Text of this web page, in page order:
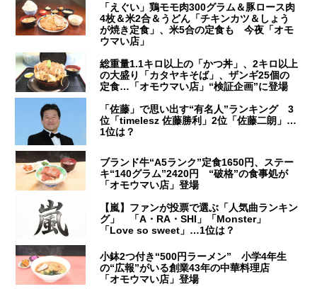
「えぐい」鶏モモ肉300グラム＆豚ロース肉
4枚＆米2合＆うどん「チキンカツ＆しょう
が焼き定食」、米5合の定食も 今夜「オモ
ウマい店」
総重量1.1キロ以上の「かつ丼」、2キロ以上
の大盛り「カタヤキそば」、ザンギ25個の
定食…「オモウマい店」“検証企画”に登場
「佐藤」で思い出す“有名人”ランキング 3
位「timelesz 佐藤勝利」2位「佐藤二朗」…
1位は？
ブランド牛“A5ランク”定食1650円、ステー
キ“140グラム”2420円 “破格”の食事処が
「オモウマい店」登場
【嵐】ファンが投票で選ぶ「人気曲ランキン
グ」 「A・RA・SHI」「Monster」
「Love so sweet」…1位は？
小鉢2つ付き“500円ラーメン” 小学4年生
の“広報”がいる創業43年の中華料理店
「オモウマい店」登場